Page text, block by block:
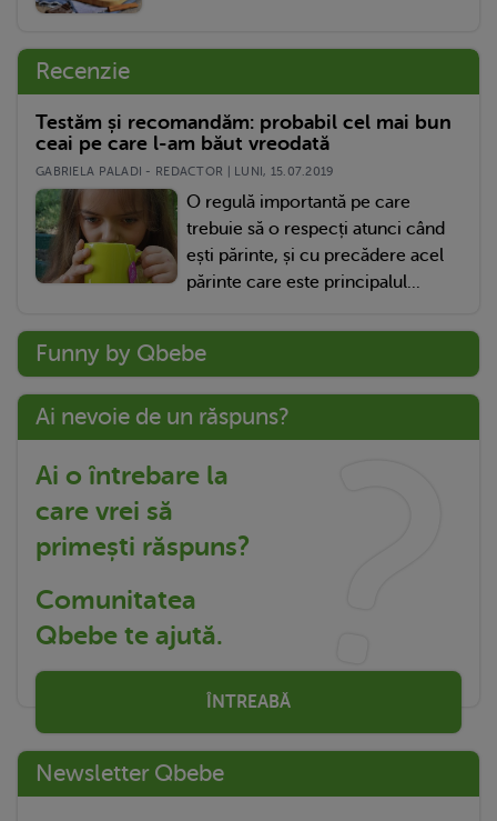
Recenzie
Testăm și recomandăm: probabil cel mai bun
ceai pe care l-am băut vreodată
GABRIELA PALADI - REDACTOR | LUNI, 15.07.2019
O regulă importantă pe care
trebuie să o respecți atunci când
ești părinte, și cu precădere acel
părinte care este principalul...
Funny by Qbebe
Ai nevoie de un răspuns?
Ai o întrebare la
care vrei să
primești răspuns?
Comunitatea
Qbebe te ajută.
ÎNTREABĂ
Newsletter Qbebe